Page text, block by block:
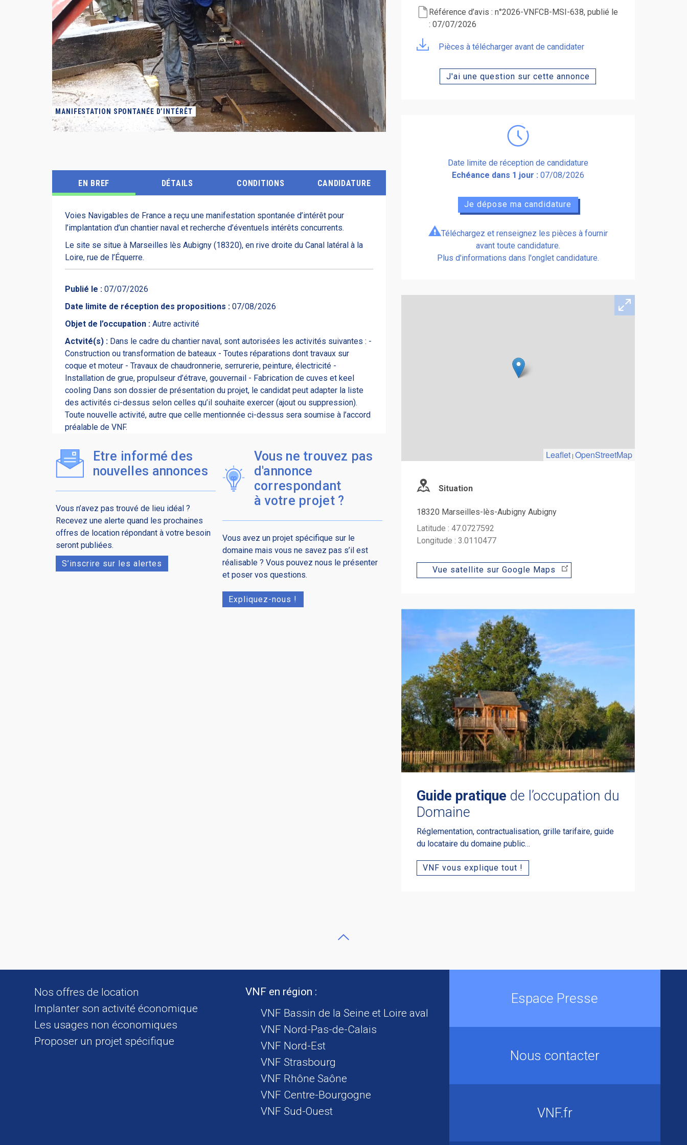
MANIFESTATION SPONTANÉE D’INTÉRÊT
EN BREF DÉTAILS CONDITIONS CANDIDATURE
Voies Navigables de France a reçu une manifestation spontanée d’intérêt pour
l’implantation d’un chantier naval et recherche d’éventuels intérêts concurrents.
Le site se situe à Marseilles lès Aubigny (18320), en rive droite du Canal latéral à la
Loire, rue de l’Équerre.
Publié le : 07/07/2026
Date limite de réception des propositions : 07/08/2026
Objet de l’occupation : Autre activité
Actvité(s) : Dans le cadre du chantier naval, sont autorisées les activités suivantes : -
Construction ou transformation de bateaux - Toutes réparations dont travaux sur
coque et moteur - Travaux de chaudronnerie, serrurerie, peinture, électricité -
Installation de grue, propulseur d’étrave, gouvernail - Fabrication de cuves et keel
cooling Dans son dossier de présentation du projet, le candidat peut adapter la liste
des activités ci-dessus selon celles qu’il souhaite exercer (ajout ou suppression).
Toute nouvelle activité, autre que celle mentionnée ci-dessus sera soumise à l’accord
préalable de VNF.
Etre informé des
nouvelles annonces
Vous n’avez pas trouvé de lieu idéal ?
Recevez une alerte quand les prochaines
offres de location répondant à votre besoin
seront publiées.
S’inscrire sur les alertes
Vous ne trouvez pas
d'annonce
correspondant
à votre projet ?
Vous avez un projet spécifique sur le
domaine mais vous ne savez pas s’il est
réalisable ? Vous pouvez nous le présenter
et poser vos questions.
Expliquez-nous !
Référence d’avis : n°2026-VNFCB-MSI-638, publié le
: 07/07/2026
Pièces à télécharger avant de candidater
J'ai une question sur cette annonce
Date limite de réception de candidature
Echéance dans 1 jour : 07/08/2026
Je dépose ma candidature
Téléchargez et renseignez les pièces à fournir
avant toute candidature.
Plus d'informations dans l'onglet candidature.
Leaflet | OpenStreetMap
Situation
18320 Marseilles-lès-Aubigny Aubigny
Latitude : 47.0727592
Longitude : 3.0110477
Vue satellite sur Google Maps
Guide pratique de l’occupation du
Domaine
Réglementation, contractualisation, grille tarifaire, guide
du locataire du domaine public…
VNF vous explique tout !
Nos offres de location
Implanter son activité économique
Les usages non économiques
Proposer un projet spécifique
VNF en région :
VNF Bassin de la Seine et Loire aval
VNF Nord-Pas-de-Calais
VNF Nord-Est
VNF Strasbourg
VNF Rhône Saône
VNF Centre-Bourgogne
VNF Sud-Ouest
Espace Presse
Nous contacter
VNF.fr